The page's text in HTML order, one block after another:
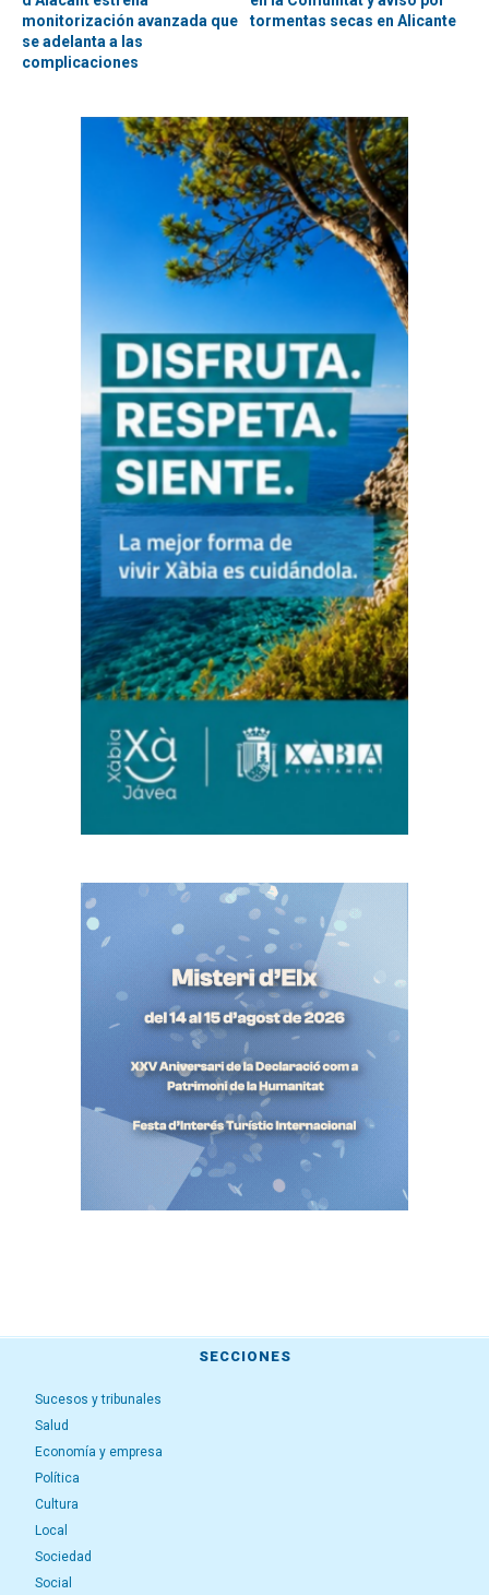
monitorización avanzada que
se adelanta a las
complicaciones
tormentas secas en Alicante
SECCIONES
Sucesos y tribunales
Salud
Economía y empresa
Política
Cultura
Local
Sociedad
Social